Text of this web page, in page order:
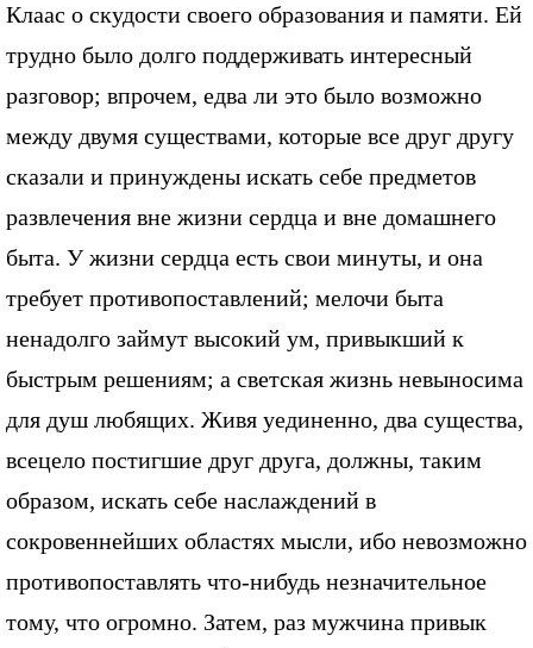
Клаас о скудости своего образования и памяти. Ей
трудно было долго поддерживать интересный
разговор; впрочем, едва ли это было возможно
между двумя существами, которые все друг другу
сказали и принуждены искать себе предметов
развлечения вне жизни сердца и вне домашнего
быта. У жизни сердца есть свои минуты, и она
требует противопоставлений; мелочи быта
ненадолго займут высокий ум, привыкший к
быстрым решениям; а светская жизнь невыносима
для душ любящих. Живя уединенно, два существа,
всецело постигшие друг друга, должны, таким
образом, искать себе наслаждений в
сокровеннейших областях мысли, ибо невозможно
противопоставлять что-нибудь незначительное
тому, что огромно. Затем, раз мужчина привык